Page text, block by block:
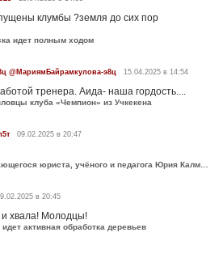
клумбы ?земля до сих пор
идет полным ходом
@МариямБайрамкулова-э8ц 15.04.2025 в 14:54
тренера. Аида- наша гордость....
клуба «Чемпион» из Учкекена
09.02.2025 в 20:47
В Черкесске чествовали выдающегося юриста, учёного и педагога Юрия Калмыкова
в 20:45
и хвала! Молодцы!
активная обработка деревьев